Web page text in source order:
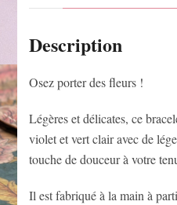
Description
Osez porter des fleurs !
Légères et délicates, ce
violet et vert clair avec de
touche de douceur à votre
Il est fabriqué à la main à